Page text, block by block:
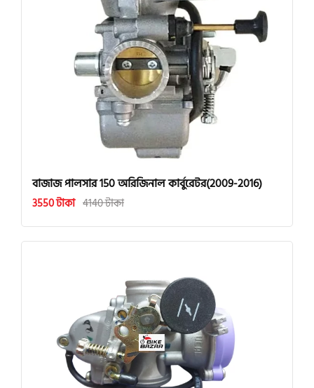
বাজাজ পালসার 150 অরিজিনাল কার্বুরেটর(2009-2016)
3550 টাকা 4140 টাকা